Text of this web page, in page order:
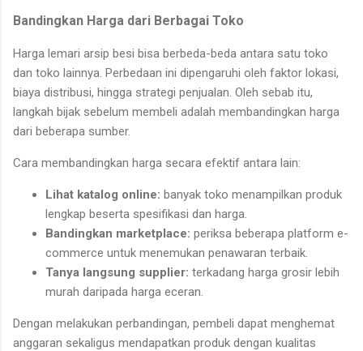
Bandingkan Harga dari Berbagai Toko
Harga lemari arsip besi bisa berbeda-beda antara satu toko
dan toko lainnya. Perbedaan ini dipengaruhi oleh faktor lokasi,
biaya distribusi, hingga strategi penjualan. Oleh sebab itu,
langkah bijak sebelum membeli adalah membandingkan harga
dari beberapa sumber.
Cara membandingkan harga secara efektif antara lain:
Lihat katalog online: banyak toko menampilkan produk
lengkap beserta spesifikasi dan harga.
Bandingkan marketplace: periksa beberapa platform e-
commerce untuk menemukan penawaran terbaik.
Tanya langsung supplier: terkadang harga grosir lebih
murah daripada harga eceran.
Dengan melakukan perbandingan, pembeli dapat menghemat
anggaran sekaligus mendapatkan produk dengan kualitas